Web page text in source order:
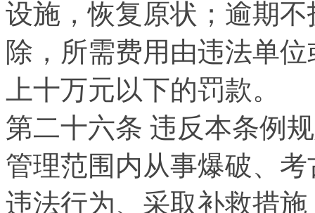
设施，恢复原状；逾期
除，所需费用由违法单
上十万元以下的罚款。
第二十六条 违反本条例
管理范围内从事爆破、
违法行为、采取补救措